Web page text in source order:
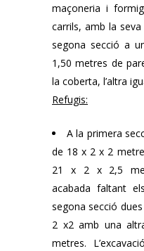
maçoneria i
carrils, amb la
segona secció a
1,50 metres de
la coberta, l’altra
Refugis:
A la primera
de 18 x 2 x 2
21 x 2 x 2,5
acabada faltant
segona secció
2 x2 amb una
metres.